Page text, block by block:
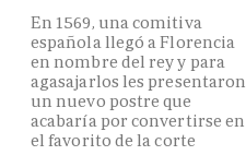
En 1569, una comitiva
española llegó a Florencia
en nombre del rey y para
agasajarlos les presentaron
un nuevo postre que
acabaría por convertirse en
el favorito de la corte